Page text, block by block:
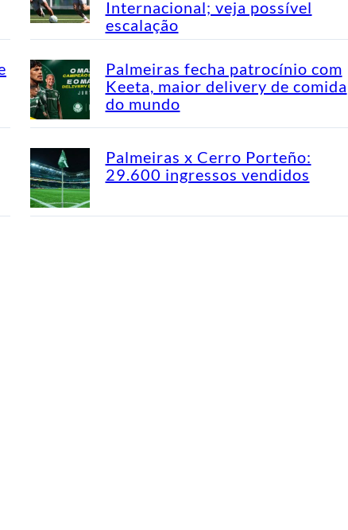
Internacional; veja possível
escalação
Palmeiras fecha patrocínio com
Keeta, maior delivery de comida
do mundo
Palmeiras x Cerro Porteño:
29.600 ingressos vendidos